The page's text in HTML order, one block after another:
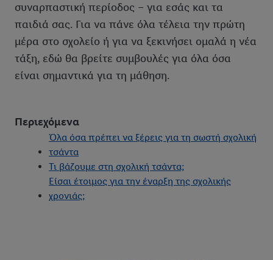
συναρπαστική περίοδος – για εσάς και τα
παιδιά σας. Για να πάνε όλα τέλεια την πρώτη
μέρα στο σχολείο ή για να ξεκινήσει ομαλά η νέα
τάξη, εδώ θα βρείτε συμβουλές για όλα όσα
είναι σημαντικά για τη μάθηση.
Περιεχόμενα
Όλα όσα πρέπει να ξέρεις για τη σωστή σχολική
τσάντα
Τι βάζουμε στη σχολική τσάντα;
Είσαι έτοιμος για την έναρξη της σχολικής
χρονιάς;